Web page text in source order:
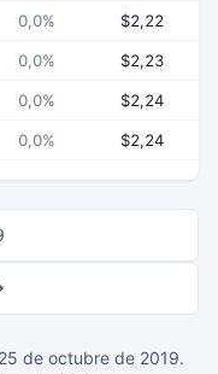
0,0% $2,22
0,0% $2,23
0,0% $2,24
0,0% $2,24
de octubre de 2019.